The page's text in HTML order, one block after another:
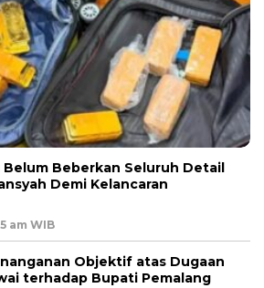
Belum Beberkan Seluruh Detail
Demi Kelancaran
am WIB
Objektif atas Dugaan
terhadap Bupati Pemalang